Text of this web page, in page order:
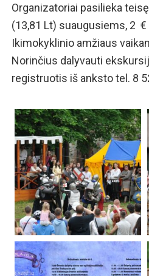
Organizatoriai pasilieka
(13,81 Lt) suaugusiems, 2
Ikimokyklinio amžiaus
Norinčius dalyvauti
registruotis iš anksto tel. 8